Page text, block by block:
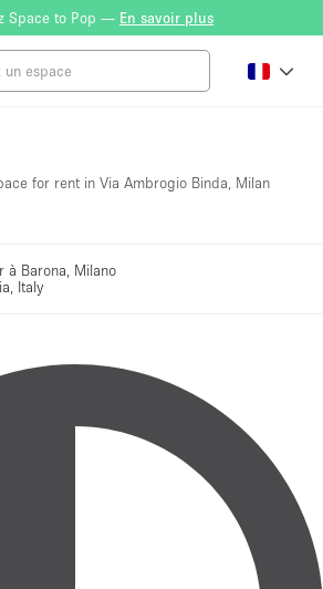
Space to Pop — En savoir plus
for rent in Via Ambrogio Binda, Milan
à Barona, Milano
Italy